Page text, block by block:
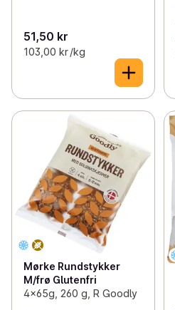
51,50 kr
103,00 kr /kg
Mørke Rundstykker
M/frø Glutenfri
4x65g, 260 g, R Goodly